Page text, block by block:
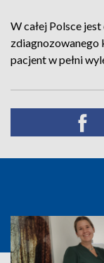
W całej Polsce
zdiagnozowanego
pacjent w pełni